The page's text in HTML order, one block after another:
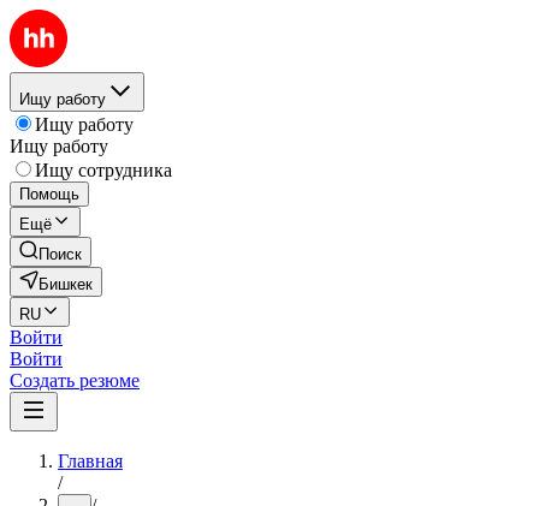
Ищу работу
Ищу работу
Ищу работу
Ищу сотрудника
Помощь
Ещё
Поиск
Бишкек
RU
Войти
Войти
Создать резюме
Главная
/